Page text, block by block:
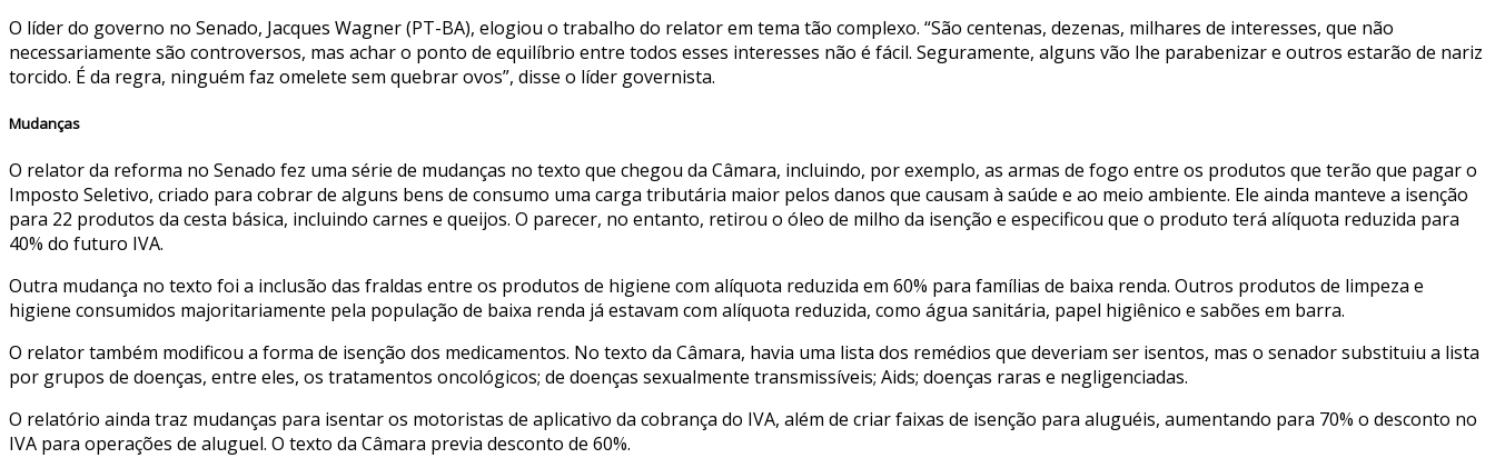
O líder do governo no Senado, Jacques Wagner (PT-BA), elogiou o trabalho do relator em tema tão complexo. “São centenas, dezenas, milhares de interesses, que não
necessariamente são controversos, mas achar o ponto de equilíbrio entre todos esses interesses não é fácil. Seguramente, alguns vão lhe parabenizar e outros estarão de nariz
torcido. É da regra, ninguém faz omelete sem quebrar ovos”, disse o líder governista.
Mudanças
O relator da reforma no Senado fez uma série de mudanças no texto que chegou da Câmara, incluindo, por exemplo, as armas de fogo entre os produtos que terão que pagar o
Imposto Seletivo, criado para cobrar de alguns bens de consumo uma carga tributária maior pelos danos que causam à saúde e ao meio ambiente. Ele ainda manteve a isenção
para 22 produtos da cesta básica, incluindo carnes e queijos. O parecer, no entanto, retirou o óleo de milho da isenção e especificou que o produto terá alíquota reduzida para
40% do futuro IVA.
Outra mudança no texto foi a inclusão das fraldas entre os produtos de higiene com alíquota reduzida em 60% para famílias de baixa renda. Outros produtos de limpeza e
higiene consumidos majoritariamente pela população de baixa renda já estavam com alíquota reduzida, como água sanitária, papel higiênico e sabões em barra.
O relator também modificou a forma de isenção dos medicamentos. No texto da Câmara, havia uma lista dos remédios que deveriam ser isentos, mas o senador substituiu a lista
por grupos de doenças, entre eles, os tratamentos oncológicos; de doenças sexualmente transmissíveis; Aids; doenças raras e negligenciadas.
O relatório ainda traz mudanças para isentar os motoristas de aplicativo da cobrança do IVA, além de criar faixas de isenção para aluguéis, aumentando para 70% o desconto no
IVA para operações de aluguel. O texto da Câmara previa desconto de 60%.